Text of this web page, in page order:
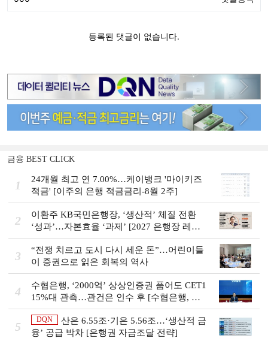
금융 BEST CLICK
1
24개월 최고 연 7.00%…케이뱅크 '마이키즈
적금' [이주의 은행 적금금리-8월 2주]
2
이환주 KB국민은행장, ‘생산적’ 체질 전환
‘성과’…자본효율 ‘과제’ [2027 은행장 레이
스 개막]
3
“전쟁 치르고 도시 다시 세운 돈”…어린이들
이 증권으로 읽은 회복의 역사
4
수협은행, ‘2000억’ 상상인증권 품어도 CET1
15%대 관측…관건은 인수 후 [수협은행, 금
융그룹의 꿈②]
5
DQN
산은 6.55조·기은 5.56조…‘생산적 금
융ʼ 공급 박차 [은행권 자금조달 전략]